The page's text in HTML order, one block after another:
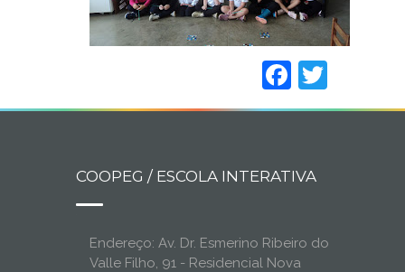
COOPEG / ESCOLA INTERATIVA
Endereço: Av. Dr. Esmerino Ribeiro do
Valle Filho, 91 - Residencial Nova